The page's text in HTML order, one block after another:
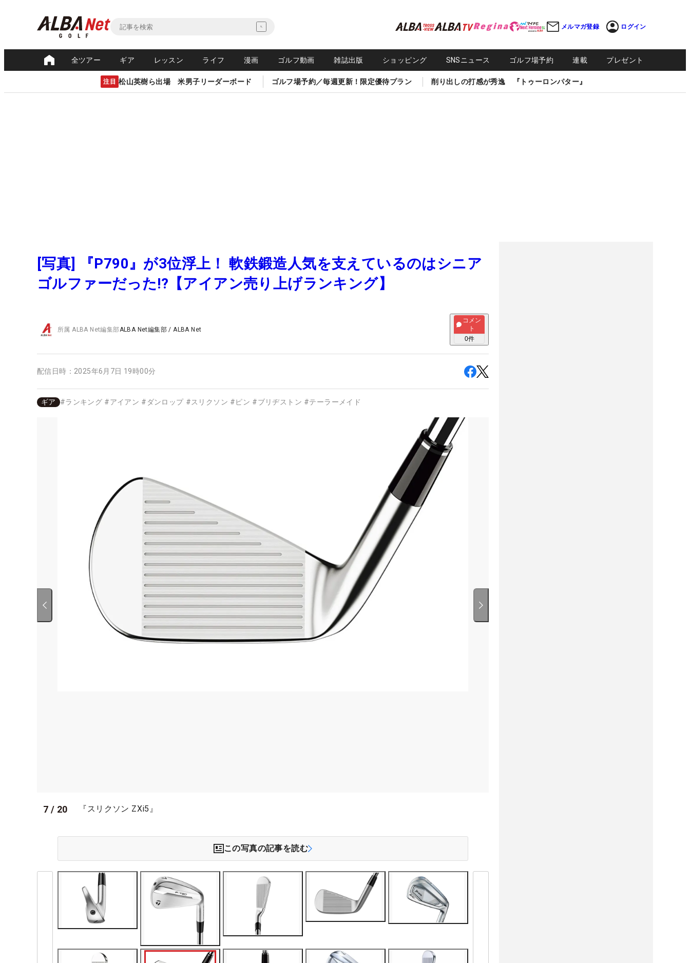
メルマガ登録 ログイン
全ツアー ギア レッスン ライフ 漫画 ゴルフ動画 雑誌出版 ショッピング SNSニュース ゴルフ場予約 連載 プレゼント
注目 松山英樹ら出場 米男子リーダーボード ゴルフ場予約／毎週更新！限定優待プラン 削り出しの打感が秀逸 『トゥーロンパター』
[写真] 『P790』が3位浮上！ 軟鉄鍛造人気を支えているのはシニア
ゴルファーだった!?【アイアン売り上げランキング】
所属ALBA Net編集部ALBA Net編集部 /ALBA Net
コメン
ト
0件
配信日時： 2025年6月7日 19時00分
ギア #ランキング #アイアン # ダンロップ #スリクソン #ピン #ブリヂストン #テーラーメイド
7 / 20 『スリクソン ZXi5』
この写真の記事を読む